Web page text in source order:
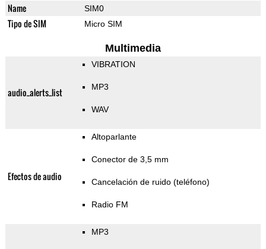
Name SIM0
Tipo de SIM Micro SIM
Multimedia
audio_alerts_list
VIBRATION
MP3
WAV
Efectos de audio
Altoparlante
Conector de 3,5 mm
Cancelación de ruido (teléfono)
Radio FM
MP3